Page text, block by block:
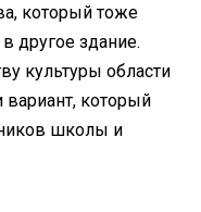
который тоже
другое здание.
культуры области
вариант, который
школы и